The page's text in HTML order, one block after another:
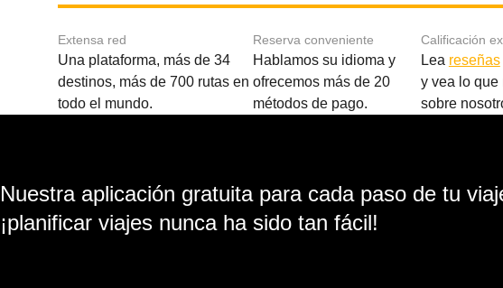
Extensa red
Una plataforma, más de 34
destinos, más de 700 rutas en
todo el mundo.
Reserva conveniente
Hablamos su idioma y
ofrecemos más de 20
métodos de pago.
Calificación
Lea reseñas
y vea lo que
sobre
Nuestra aplicación gratuita para cada paso de tu
¡planificar viajes nunca ha sido tan fácil!